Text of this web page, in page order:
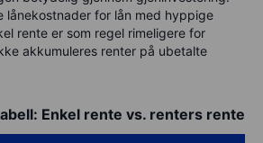
lånekostnader for lån med hyppige
rente er som regel rimeligere for
akkumuleres renter på ubetalte
Enkel rente vs. renters rente